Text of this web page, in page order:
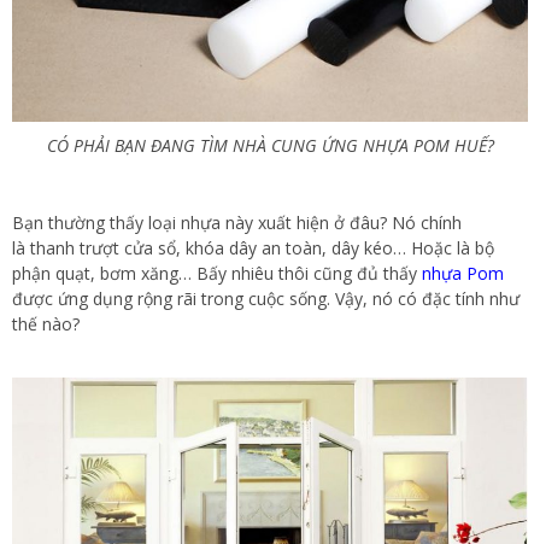
CÓ PHẢI BẠN ĐANG TÌM NHÀ CUNG ỨNG NHỰA POM HUẾ?
Bạn thường thấy loại nhựa này xuất hiện ở đâu? Nó chính
là thanh trượt cửa sổ, khóa dây an toàn, dây kéo… Hoặc là bộ
phận quạt, bơm xăng… Bấy nhiêu thôi cũng đủ thấy nhựa Pom
được ứng dụng rộng rãi trong cuộc sống. Vậy, nó có đặc tính như
thế nào?